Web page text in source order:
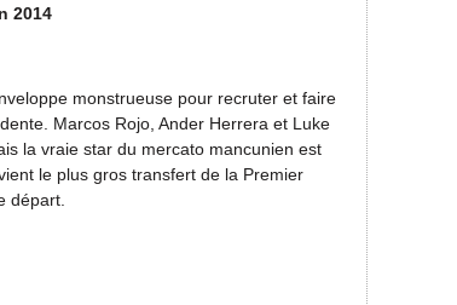
2014
monstrueuse pour recruter et faire
Marcos Rojo, Ander Herrera et Luke
la vraie star du mercato mancunien est
le plus gros transfert de la Premier
départ.